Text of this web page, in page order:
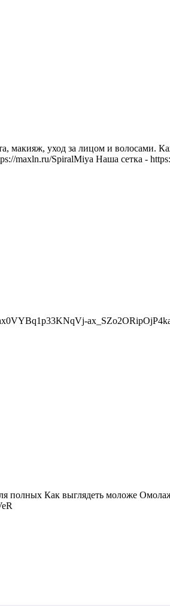
макияж, уход за лицом и волосами.
maxln.ru/SpiralMiya Наша сетка -
полных Как выглядеть моложе